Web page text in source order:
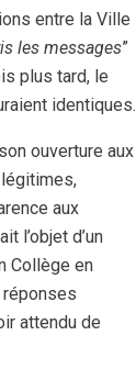
entre la Ville
les messages”
plus tard, le
identiques.
ouverture aux
aux
l’objet d’un
Collège en
réponses
attendu de